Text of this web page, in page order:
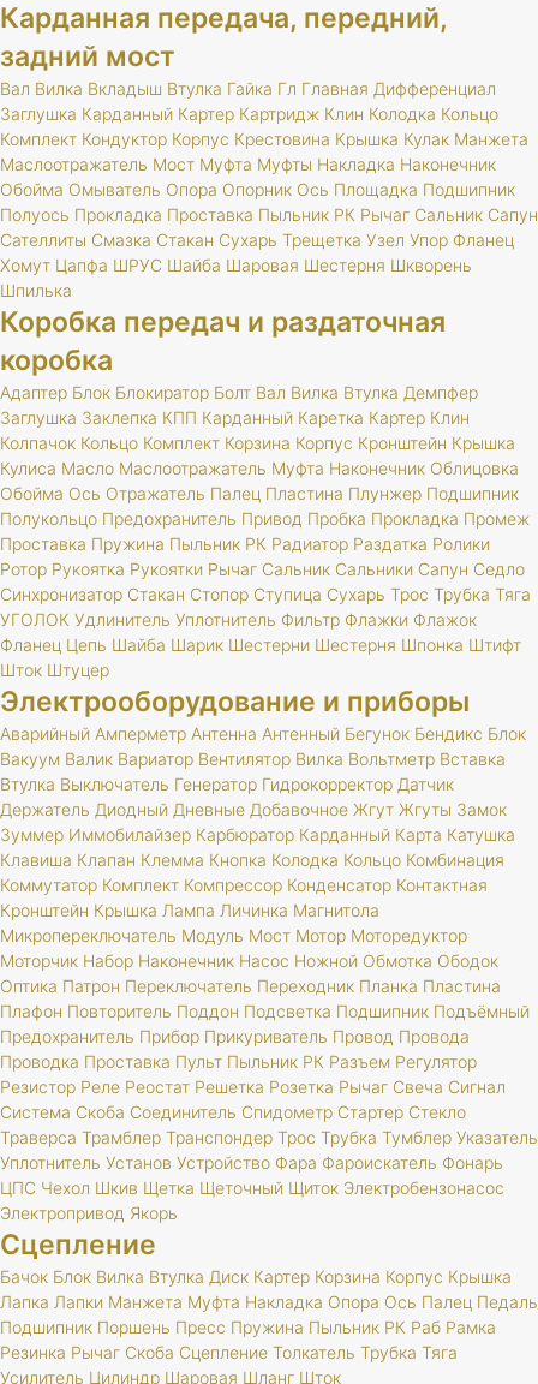
Карданная передача, передний,
задний мост
Вал Вилка Вкладыш Втулка Гайка Гл Главная Дифференциал
Заглушка Карданный Картер Картридж Клин Колодка Кольцо
Комплект Кондуктор Корпус Крестовина Крышка Кулак Манжета
Маслоотражатель Мост Муфта Муфты Накладка Наконечник
Обойма Омыватель Опора Опорник Ось Площадка Подшипник
Полуось Прокладка Проставка Пыльник РК Рычаг Сальник Сапун
Сателлиты Смазка Стакан Сухарь Трещетка Узел Упор Фланец
Хомут Цапфа ШРУС Шайба Шаровая Шестерня Шкворень
Шпилька
Коробка передач и раздаточная
коробка
Адаптер Блок Блокиратор Болт Вал Вилка Втулка Демпфер
Заглушка Заклепка КПП Карданный Каретка Картер Клин
Колпачок Кольцо Комплект Корзина Корпус Кронштейн Крышка
Кулиса Масло Маслоотражатель Муфта Наконечник Облицовка
Обойма Ось Отражатель Палец Пластина Плунжер Подшипник
Полукольцо Предохранитель Привод Пробка Прокладка Промеж
Проставка Пружина Пыльник РК Радиатор Раздатка Ролики
Ротор Рукоятка Рукоятки Рычаг Сальник Сальники Сапун Седло
Синхронизатор Стакан Стопор Ступица Сухарь Трос Трубка Тяга
УГОЛОК Удлинитель Уплотнитель Фильтр Флажки Флажок
Фланец Цепь Шайба Шарик Шестерни Шестерня Шпонка Штифт
Шток Штуцер
Электрооборудование и приборы
Аварийный Амперметр Антенна Антенный Бегунок Бендикс Блок
Вакуум Валик Вариатор Вентилятор Вилка Вольтметр Вставка
Втулка Выключатель Генератор Гидрокорректор Датчик
Держатель Диодный Дневные Добавочное Жгут Жгуты Замок
Зуммер Иммобилайзер Карбюратор Карданный Карта Катушка
Клавиша Клапан Клемма Кнопка Колодка Кольцо Комбинация
Коммутатор Комплект Компрессор Конденсатор Контактная
Кронштейн Крышка Лампа Личинка Магнитола
Микропереключатель Модуль Мост Мотор Моторедуктор
Моторчик Набор Наконечник Насос Ножной Обмотка Ободок
Оптика Патрон Переключатель Переходник Планка Пластина
Плафон Повторитель Поддон Подсветка Подшипник Подъёмный
Предохранитель Прибор Прикуриватель Провод Провода
Проводка Проставка Пульт Пыльник РК Разъем Регулятор
Резистор Реле Реостат Решетка Розетка Рычаг Свеча Сигнал
Система Скоба Соединитель Спидометр Стартер Стекло
Траверса Трамблер Транспондер Трос Трубка Тумблер Указатель
Уплотнитель Установ Устройство Фара Фароискатель Фонарь
ЦПС Чехол Шкив Щетка Щеточный Щиток Электробензонасос
Электропривод Якорь
Сцепление
Бачок Блок Вилка Втулка Диск Картер Корзина Корпус Крышка
Лапка Лапки Манжета Муфта Накладка Опора Ось Палец Педаль
Подшипник Поршень Пресс Пружина Пыльник РК Раб Рамка
Резинка Рычаг Скоба Сцепление Толкатель Трубка Тяга
Усилитель Цилиндр Шаровая Шланг Шток